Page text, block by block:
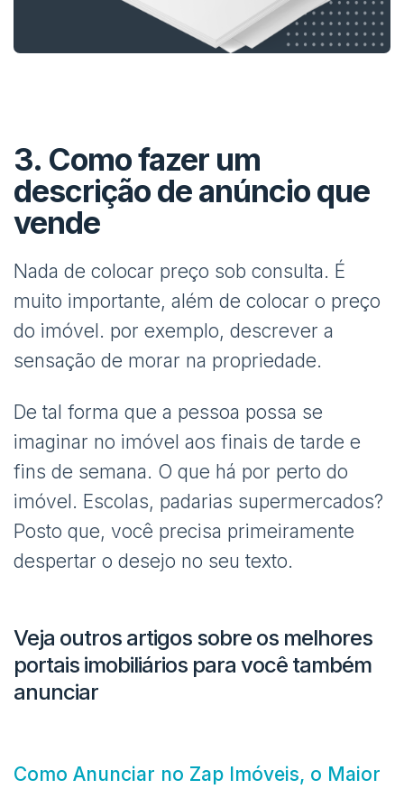
3. Como fazer um
descrição de anúncio que
vende
Nada de colocar preço sob consulta. É
muito importante, além de colocar o preço
do imóvel. por exemplo, descrever a
sensação de morar na propriedade.
De tal forma que a pessoa possa se
imaginar no imóvel aos finais de tarde e
fins de semana. O que há por perto do
imóvel. Escolas, padarias supermercados?
Posto que, você precisa primeiramente
despertar o desejo no seu texto.
Veja outros artigos sobre os melhores
portais imobiliários para você também
anunciar
Como Anunciar no Zap Imóveis, o Maior